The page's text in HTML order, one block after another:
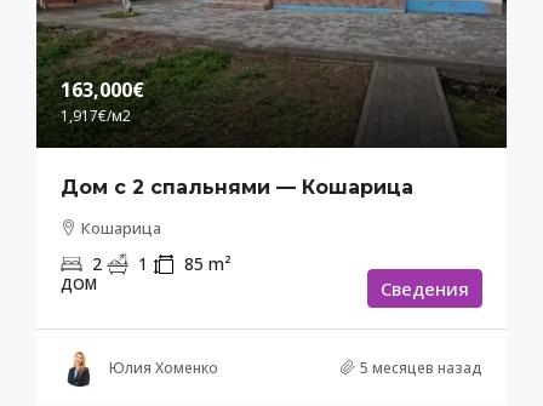
163,000€
1,917€/м2
Дом с 2 спальнями — Кошарица
Кошарица
2 1 85 m²
ДОМ Cведения
Юлия Хоменко 5 месяцев назад